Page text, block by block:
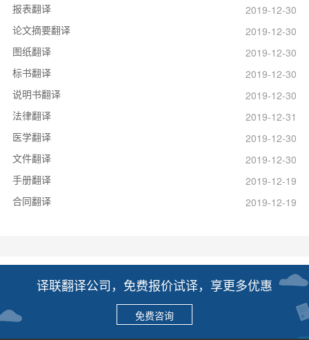
报表翻译
2019-12-30
论文摘要翻译
2019-12-30
图纸翻译
2019-12-30
标书翻译
2019-12-30
说明书翻译
2019-12-30
法律翻译
2019-12-31
医学翻译
2019-12-30
文件翻译
2019-12-30
手册翻译
2019-12-19
合同翻译
2019-12-19
译联翻译公司，免费报价试译，享更多优惠
免费咨询